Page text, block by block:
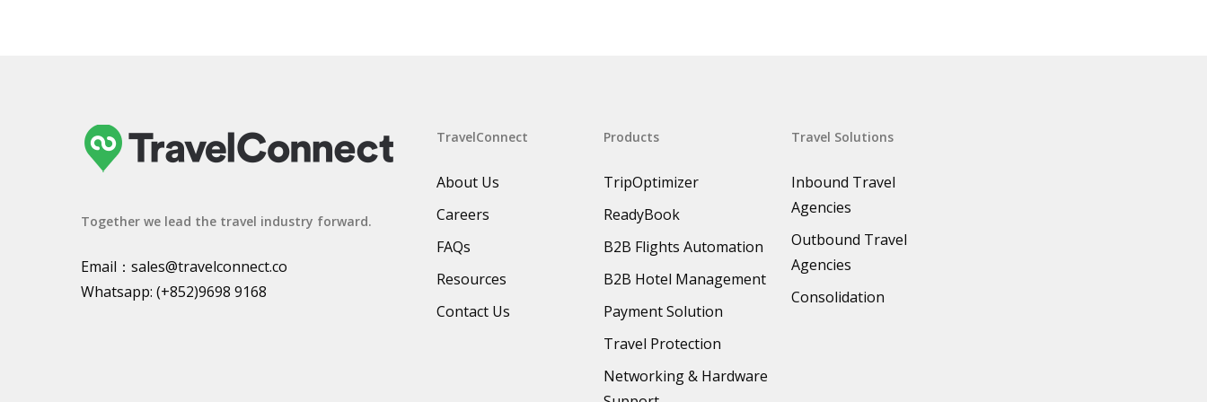
Together we lead the travel industry forward.
Email： sales@travelconnect.co
Whatsapp: (+852)9698 9168
TravelConnect
About Us
Careers
FAQs
Resources
Contact Us
Products
TripOptimizer
ReadyBook
B2B Flights Automation
B2B Hotel Management
Payment Solution
Travel Protection
Networking & Hardware
Travel Solutions
Inbound Travel
Agencies
Outbound Travel
Agencies
Consolidation